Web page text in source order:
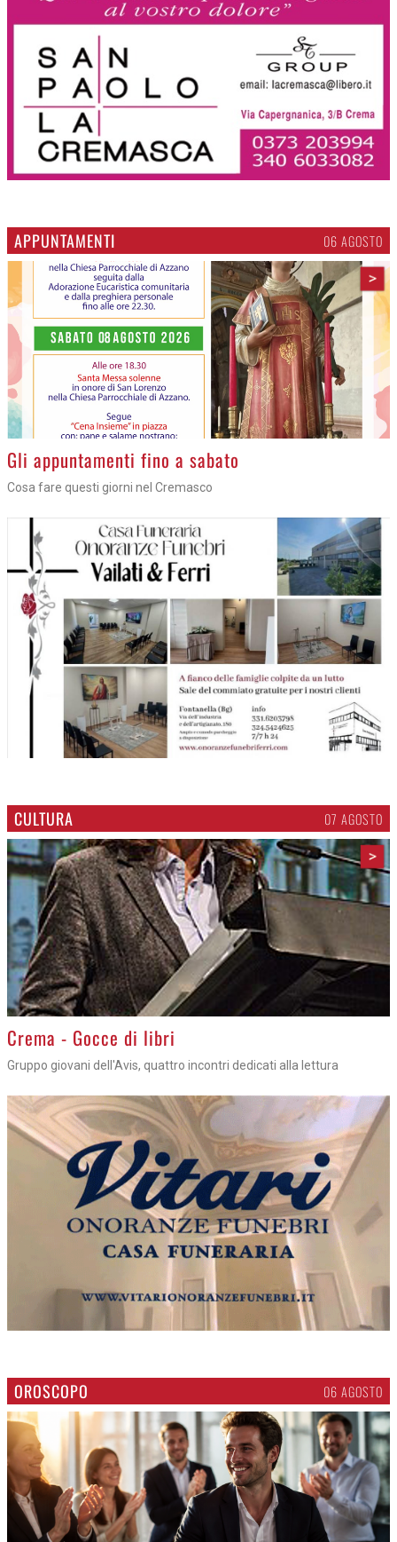
APPUNTAMENTI 06 AGOSTO
>
Gli appuntamenti fino a sabato
Cosa fare questi giorni nel Cremasco
CULTURA 07 AGOSTO
>
Crema - Gocce di libri
Gruppo giovani dell'Avis, quattro incontri dedicati alla lettura
OROSCOPO 06 AGOSTO